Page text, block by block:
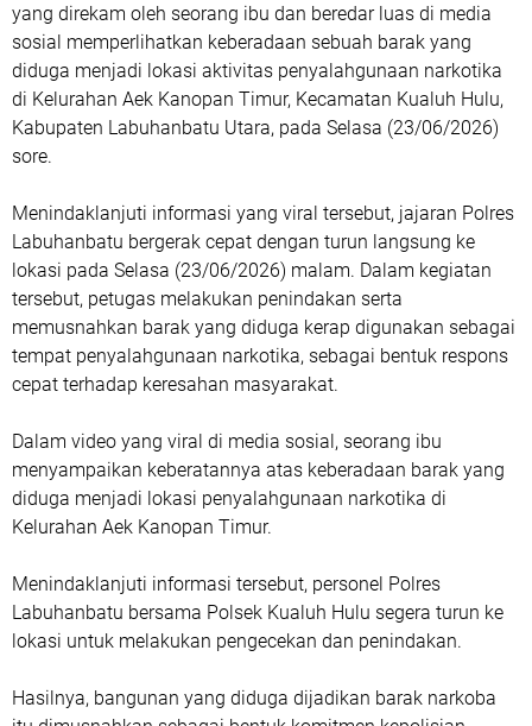
yang direkam oleh seorang ibu dan beredar luas di media
sosial memperlihatkan keberadaan sebuah barak yang
diduga menjadi lokasi aktivitas penyalahgunaan narkotika
di Kelurahan Aek Kanopan Timur, Kecamatan Kualuh Hulu,
Kabupaten Labuhanbatu Utara, pada Selasa (23/06/2026)
sore.
Menindaklanjuti informasi yang viral tersebut, jajaran Polres
Labuhanbatu bergerak cepat dengan turun langsung ke
lokasi pada Selasa (23/06/2026) malam. Dalam kegiatan
tersebut, petugas melakukan penindakan serta
memusnahkan barak yang diduga kerap digunakan sebagai
tempat penyalahgunaan narkotika, sebagai bentuk respons
cepat terhadap keresahan masyarakat.
Dalam video yang viral di media sosial, seorang ibu
menyampaikan keberatannya atas keberadaan barak yang
diduga menjadi lokasi penyalahgunaan narkotika di
Kelurahan Aek Kanopan Timur.
Menindaklanjuti informasi tersebut, personel Polres
Labuhanbatu bersama Polsek Kualuh Hulu segera turun ke
lokasi untuk melakukan pengecekan dan penindakan.
Hasilnya, bangunan yang diduga dijadikan barak narkoba